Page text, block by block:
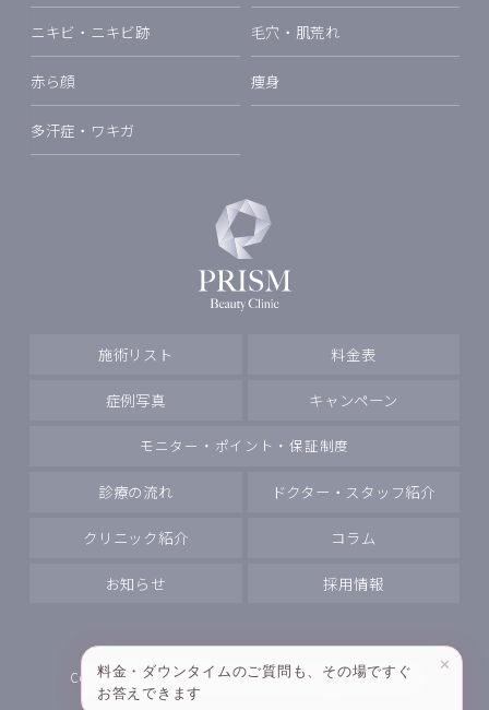
ニキビ・ニキビ跡 毛穴・肌荒れ
赤ら顔 痩身
多汗症・ワキガ
施術リスト 料金表
症例写真 キャンペーン
モニター・ポイント・保証制度
診療の流れ ドクター・スタッフ紹介
クリニック紹介 コラム
お知らせ 採用情報
Copyright PRISM Beauty Clinic All rights reserved.
料金・ダウンタイムのご質問も、その場ですぐ
お答えできます
✕